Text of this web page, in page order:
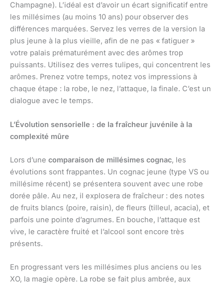
Champagne). L’idéal est d’avoir un écart significatif entre
les millésimes (au moins 10 ans) pour observer des
différences marquées. Servez les verres de la version la
plus jeune à la plus vieille, afin de ne pas « fatiguer »
votre palais prématurément avec des arômes trop
puissants. Utilisez des verres tulipes, qui concentrent les
arômes. Prenez votre temps, notez vos impressions à
chaque étape : la robe, le nez, l’attaque, la finale. C’est un
dialogue avec le temps.
L’Évolution sensorielle : de la fraîcheur juvénile à la
complexité mûre
Lors d’une comparaison de millésimes cognac, les
évolutions sont frappantes. Un cognac jeune (type VS ou
millésime récent) se présentera souvent avec une robe
dorée pâle. Au nez, il explosera de fraîcheur : des notes
de fruits blancs (poire, raisin), de fleurs (tilleul, acacia), et
parfois une pointe d’agrumes. En bouche, l’attaque est
vive, le caractère fruité et l’alcool sont encore très
présents.
En progressant vers les millésimes plus anciens ou les
XO, la magie opère. La robe se fait plus ambrée, aux